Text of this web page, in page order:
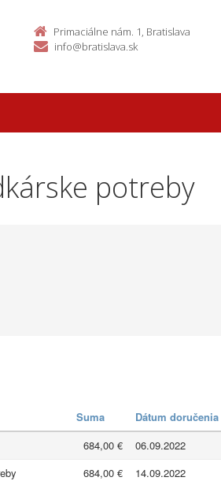
Primaciálne nám. 1, Bratislava
info@bratislava.sk
potreby
Suma
Dátum doručenia
684,00 €
06.09.2022
684,00 € 14.09.2022